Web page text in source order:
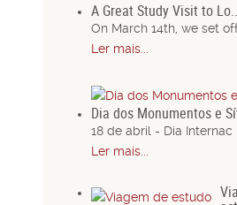
A Great Study Visit to
On March 14th, we set
Ler mais...
Dia dos Monumentos e
18 de abril - Dia Internac
Ler mais...